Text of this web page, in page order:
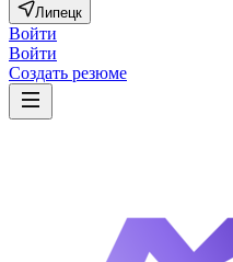
Липецк
Войти
Войти
Создать резюме